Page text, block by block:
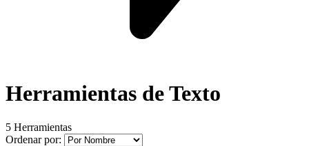
Herramientas de Texto
5 Herramientas
Ordenar por: